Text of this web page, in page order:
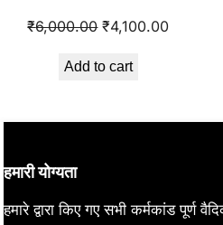
₹6,000.00 Original
was:
₹4,100.00Current
Add to cart
हमारी योग्यता
हमारे द्वारा किए गए सभी कर्मकांड पूर्ण